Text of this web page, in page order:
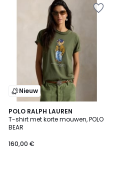
Nieuw
POLO RALPH LAUREN
T-shirt met korte mouwen, POLO
BEAR
160,00 €
5
/
5